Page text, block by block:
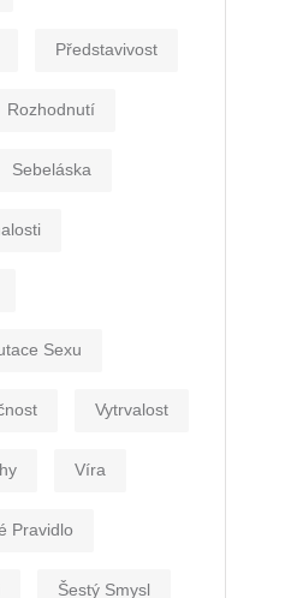
Představivost
Rozhodnutí
Sebeláska
Sexu
Vytrvalost
Víra
Pravidlo
Šestý Smysl